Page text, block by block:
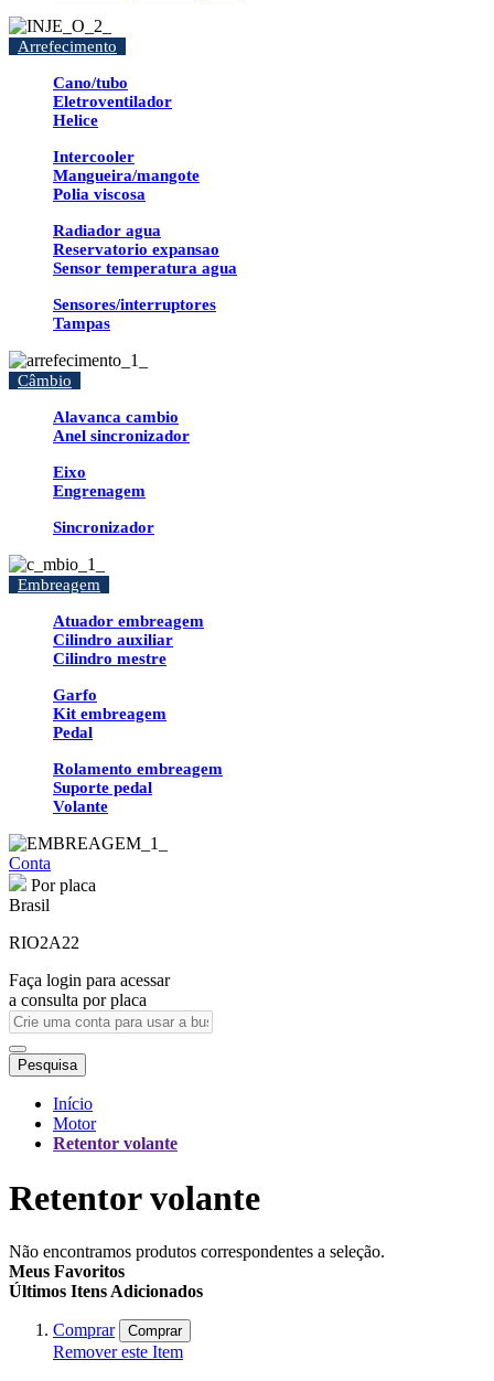
Arrefecimento
Cano/tubo
Eletroventilador
Helice
Intercooler
Mangueira/mangote
Polia viscosa
Radiador agua
Reservatorio expansao
Sensor temperatura agua
Sensores/interruptores
Tampas
Câmbio
Alavanca cambio
Anel sincronizador
Eixo
Engrenagem
Sincronizador
Embreagem
Atuador embreagem
Cilindro auxiliar
Cilindro mestre
Garfo
Kit embreagem
Pedal
Rolamento embreagem
Suporte pedal
Volante
Conta
Por placa
Brasil
RIO2A22
Faça login para acessar
a consulta por placa
Pesquisa
Início
Motor
Retentor volante
Retentor volante
Não encontramos produtos correspondentes a seleção.
Meus Favoritos
Últimos Itens Adicionados
Comprar Comprar
Remover este Item